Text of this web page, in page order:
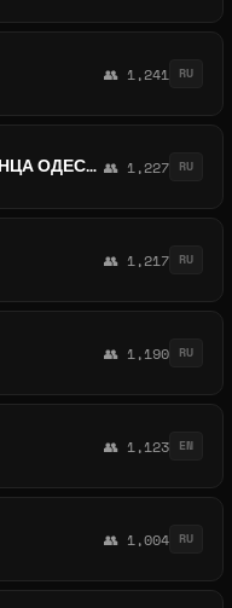
👥 1,241 RU
ПОЕЗДКИ РУМЫНИЯ БОЛГАРИЯ МОЛДОВА ОДЕССА БУХАРЕСТ ОДЕССА КОНСТАНЦА ОДЕССА КИШИНЕВ ОДЕССА ВАРНА ПЕРЕВОЗКИ 👥 1,227 RU
👥 1,217 RU
👥 1,190 RU
👥 1,123 EN
👥 1,004 RU